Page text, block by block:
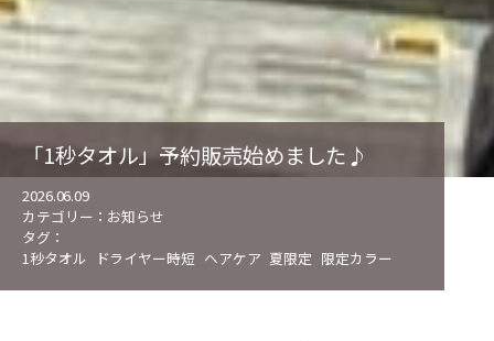
「1秒タオル」予約販売始めました♪
2026.06.09
カテゴリー： お知らせ
タグ：
1秒タオル
ドライヤー時短 ヘアケア 夏限定 限定カラー